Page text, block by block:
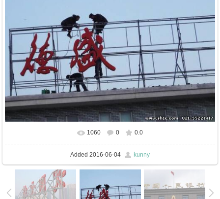
In real size 589x446 / 68.0Kb
1060 0 0.0
Added 2016-06-04 kunny